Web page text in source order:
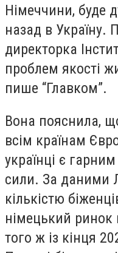
Німеччини, буде
назад в Україну.
директорка
проблем якості
пише “Главком”.
Вона пояснила,
всім країнам
українці є
сили. За даними
кількістю
німецький
того ж із кінця